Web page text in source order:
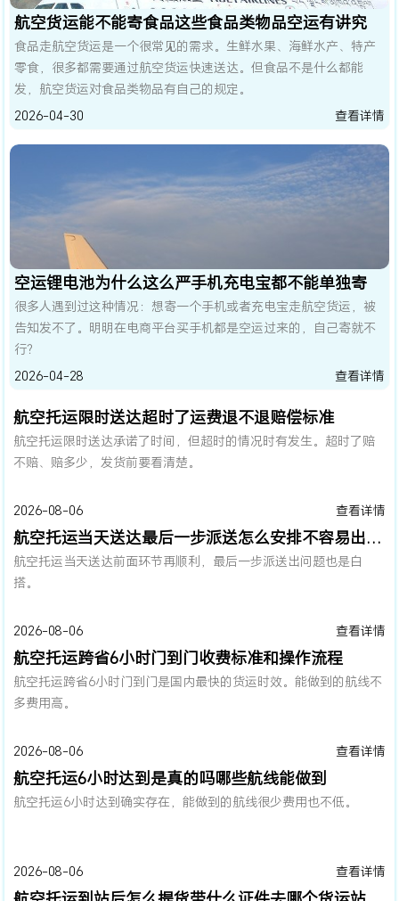
航空货运能不能寄食品这些食品类物品空运有讲究
食品走航空货运是一个很常见的需求。生鲜水果、海鲜水产、特产
零食，很多都需要通过航空货运快速送达。但食品不是什么都能
发，航空货运对食品类物品有自己的规定。
2026-04-30
查看详情
空运锂电池为什么这么严手机充电宝都不能单独寄
很多人遇到过这种情况：想寄一个手机或者充电宝走航空货运，被
告知发不了。明明在电商平台买手机都是空运过来的，自己寄就不
行？
2026-04-28
查看详情
航空托运限时送达超时了运费退不退赔偿标准
航空托运限时送达承诺了时间，但超时的情况时有发生。超时了赔
不赔、赔多少，发货前要看清楚。
2026-08-06 查看详情
航空托运当天送达最后一步派送怎么安排不容易出问题
航空托运当天送达前面环节再顺利，最后一步派送出问题也是白
搭。
2026-08-06 查看详情
航空托运跨省6小时门到门收费标准和操作流程
航空托运跨省6小时门到门是国内最快的货运时效。能做到的航线不
多费用高。
2026-08-06 查看详情
航空托运6小时达到是真的吗哪些航线能做到
航空托运6小时达到确实存在，能做到的航线很少费用也不低。
2026-08-06 查看详情